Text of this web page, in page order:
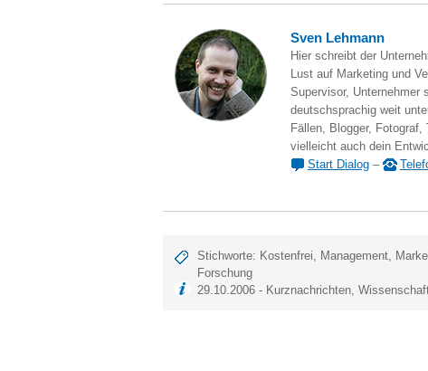
Sven Lehmann
Hier schreibt der
Lust auf Marketing und
Supervisor, Unternehmer
deutschsprachig weit
Fällen, Blogger,
vielleicht auch dein
Start Dialog–
Stichworte: Kostenfrei, Management,
Forschung
29.10.2006 - Kurznachrichten,